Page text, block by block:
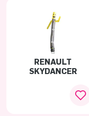
RENAULT
SKYDANCER